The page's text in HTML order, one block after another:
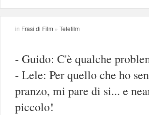
in Frasi di Film » Telefilm
- Guido: C'è qualche
- Lele: Per quello che ho
pranzo, mi pare di si... e
piccolo!